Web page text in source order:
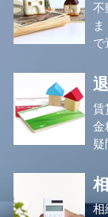
不
賃
金
相